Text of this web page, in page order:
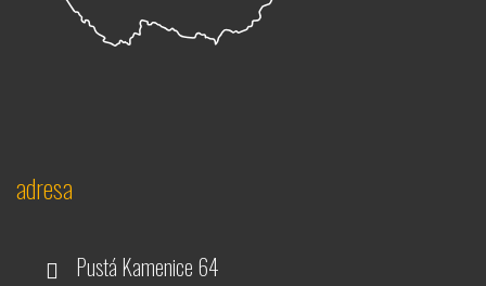
adresa
Pustá Kamenice 64